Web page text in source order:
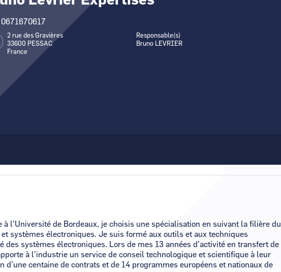
Comment supprimer mon compte ?
0671670617
2 rue des Gravières
33600 PESSAC
France
Responsable(s)
Bruno LEVRIER
l’Université de Bordeaux, je choisis une spécialisation en suivant la filière du
systèmes électroniques. Je suis formé aux outils et aux techniques
des systèmes électroniques. Lors de mes 13 années d’activité en transfert de
à l’industrie un service de conseil technologique et scientifique à leur
centaine de contrats et de 14 programmes européens et nationaux de